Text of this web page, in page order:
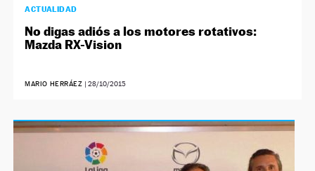
ACTUALIDAD
No digas adiós a los motores rotativos:
Mazda RX-Vision
MARIO HERRÁEZ | 28/10/2015